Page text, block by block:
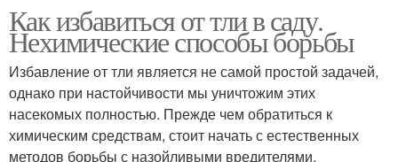
Как избавиться от тли в саду.
Нехимические способы борьбы
Избавление от тли является не самой простой задачей,
однако при настойчивости мы уничтожим этих
насекомых полностью. Прежде чем обратиться к
химическим средствам, стоит начать с естественных
методов борьбы с назойливыми вредителями.